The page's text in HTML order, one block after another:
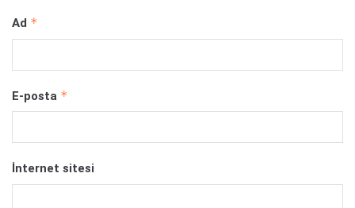
Ad *
E-posta *
İnternet sitesi